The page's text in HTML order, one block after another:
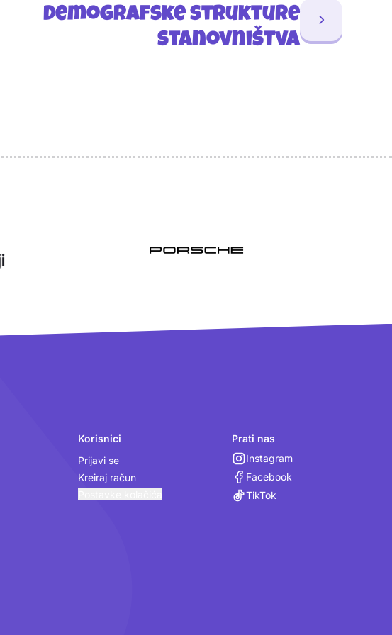
Demografske strukture
stanovništva
Korisnici
Prijavi se
Kreiraj račun
Prati nas
Instagram
Facebook
TikTok